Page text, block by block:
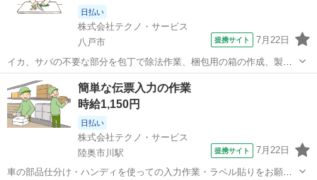
日払い
株式会社テクノ・サービス
八戸市
提携サイト 7月22日
イカ、サバの不要な部分を包丁で除法作業、梱包用の箱の作成、製品
の梱包業務などをお願いします。(派遣) 人気の日勤！時給１１００円
で効率よく稼げる！包丁での使用経験ゼロからスタートできるから安
心！ 勤務時間については相談ＯＫ♪...
青森 八戸市 工場
簡単な伝票入力の作業
時給1,150円
日払い
株式会社テクノ・サービス
陸奥市川駅
提携サイト 7月22日
車の部品仕分け・ハンディを使っての入力作業・ラベル貼りをお願い